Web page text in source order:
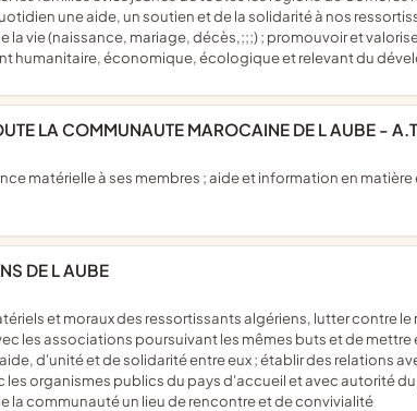
une aide, un soutien et de la solidarité à nos
la vie (naissance, mariage, décès,;;;) ; promouvoir et
humanitaire, économique, écologique et relevant du
LA COMMUNAUTE MAROCAINE DE L AUBE -
DE L AUBE
les associations poursuivant les mêmes buts et de mettre
d'unité et de solidarité entre eux ; établir des relations
les organismes publics du pays d'accueil et avec autorité
la communauté un lieu de rencontre et de convivialité